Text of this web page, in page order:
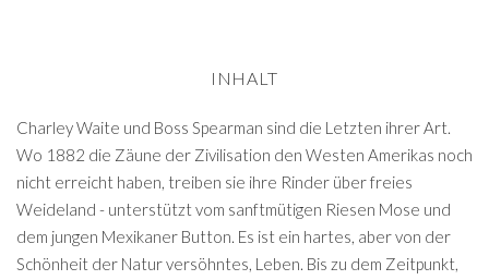
INHALT
Charley Waite und Boss Spearman sind die Letzten ihrer Art.
Wo 1882 die Zäune der Zivilisation den Westen Amerikas noch
nicht erreicht haben, treiben sie ihre Rinder über freies
Weideland - unterstützt vom sanftmütigen Riesen Mose und
dem jungen Mexikaner Button. Es ist ein hartes, aber von der
Schönheit der Natur versöhntes, Leben. Bis zu dem Zeitpunkt,